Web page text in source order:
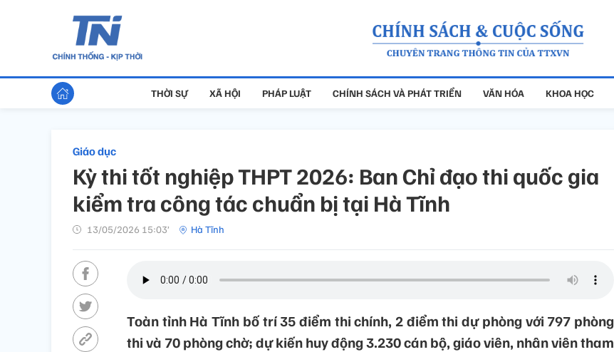
THỜI SỰ XÃ HỘI PHÁP LUẬT CHÍNH SÁCH VÀ PHÁT TRIỂN VĂN HÓA KHOA HỌC
Giáo dục
Kỳ thi tốt nghiệp THPT 2026: Ban Chỉ đạo thi quốc gia
kiểm tra công tác chuẩn bị tại Hà Tĩnh
13/05/2026 15:03’ Hà Tĩnh
Toàn tỉnh Hà Tĩnh bố trí 35 điểm thi chính, 2 điểm thi dự phòng với 797 phòng
thi và 70 phòng chờ; dự kiến huy động 3.230 cán bộ, giáo viên, nhân viên tham